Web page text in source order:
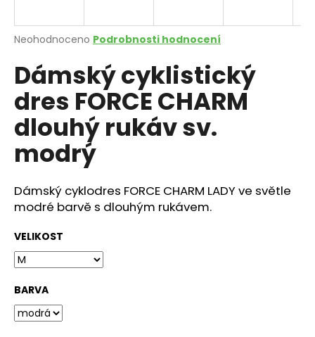
Průměrné
produktu
je
0,0
z
5
hvězdiček.
Neohodnoceno Podrobnosti hodnocení
Dámský cyklistický
dres FORCE CHARM
dlouhý rukáv sv.
modrý
Dámský cyklodres FORCE CHARM LADY ve světle
modré barvě s dlouhým rukávem.
VELIKOST
BARVA
j
t
?
o
p
o
r
u
č